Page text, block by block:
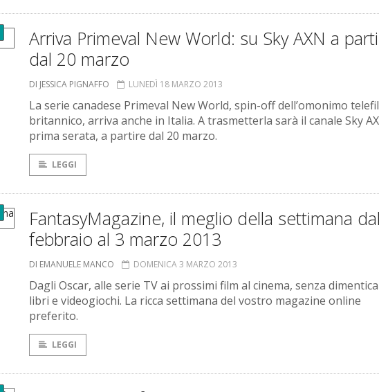
Arriva Primeval New World: su Sky AXN a
dal 20 marzo
DI JESSICA PIGNAFFO LUNEDÌ 18 MARZO 2013
La serie canadese Primeval New World, spin-off dell’omonimo
britannico, arriva anche in Italia. A trasmetterla sarà il canale Sky
prima serata, a partire dal 20 marzo.
LEGGI
FantasyMagazine, il meglio della settimana
febbraio al 3 marzo 2013
DI EMANUELE MANCO DOMENICA 3 MARZO 2013
Dagli Oscar, alle serie TV ai prossimi film al cinema, senza
libri e videogiochi. La ricca settimana del vostro magazine online
preferito.
LEGGI